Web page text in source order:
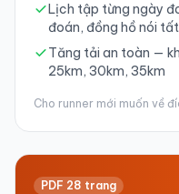
Lịch tập từng ngày
đoán, đồng hồ nói
Tăng tải an toàn —
25km, 30km, 35km
Cho runner mới muốn về
PDF 28 trang